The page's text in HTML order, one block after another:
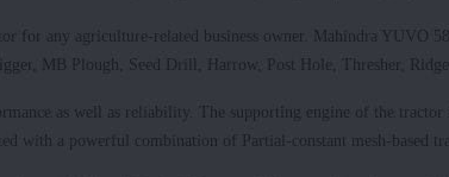
for any agriculture-related business owner. Mahindra
MB Plough, Seed Drill, Harrow, Post Hole, Thresher,
as well as reliability. The supporting engine of the
with a powerful combination of Partial-constant mesh-based